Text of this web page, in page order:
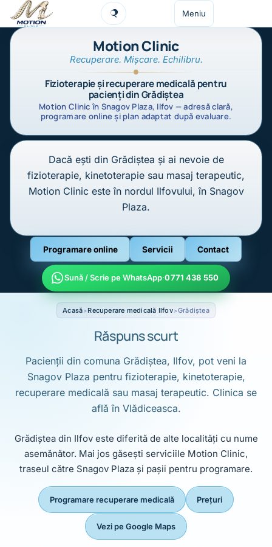
Sari la conținut
Caută Meniu
Motion Clinic
Recuperare. Mișcare. Echilibru.
Fizioterapie și recuperare medicală pentru
pacienți din Grădiștea
Motion Clinic în Snagov Plaza, Ilfov — adresă clară,
programare online și plan adaptat după evaluare.
Dacă ești din Grădiștea și ai nevoie de
fizioterapie, kinetoterapie sau masaj terapeutic,
Motion Clinic este în nordul Ilfovului, în Snagov
Plaza.
Programare online Servicii Contact
Sună / Scrie pe WhatsApp·0771 438 550
Acasă Recuperare medicală Ilfov Grădiștea
Răspuns scurt
Pacienții din comuna Grădiștea, Ilfov, pot veni la
Snagov Plaza pentru fizioterapie, kinetoterapie,
recuperare medicală sau masaj terapeutic. Clinica se
află în Vlădiceasca.
Grădiștea din Ilfov este diferită de alte localități cu nume
asemănător. Mai jos găsești serviciile Motion Clinic,
traseul către Snagov Plaza și pașii pentru programare.
Programare recuperare medicală Prețuri
Vezi pe Google Maps